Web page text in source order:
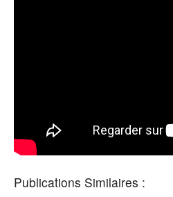
Publications Similaires :